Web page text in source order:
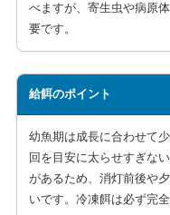
べますが、寄生虫や病原
要です。
給餌のポイント
幼魚期は成長に合わせて
回を目安に太らせすぎな
があるため、消灯前後や
いです。冷凍餌は必ず完